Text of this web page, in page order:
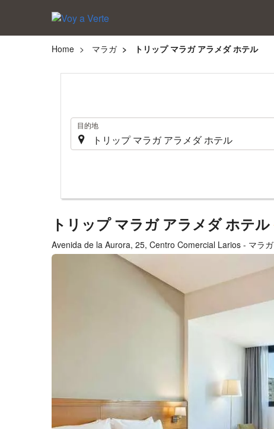
Home マラガ トリップ マラガ アラメダ ホテル
. 目的地
トリップ マラガ アラメダ ホテル
Avenida de la Aurora, 25, Centro Comercial Larios - マラガ